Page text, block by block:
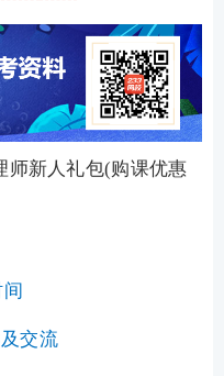
师新人礼包(购课优惠
交流